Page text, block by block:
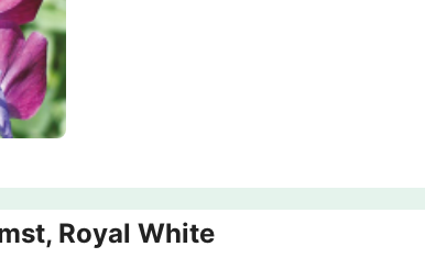
Royal White